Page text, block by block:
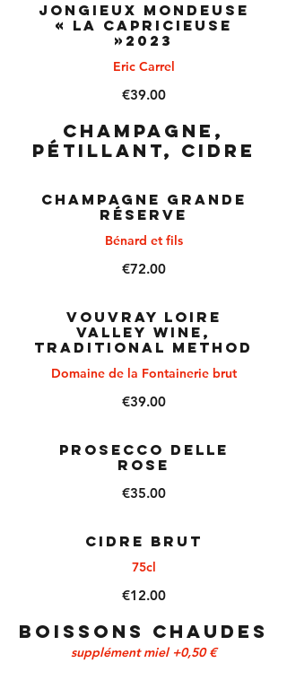
JONGIEUX MONDEUSE
« La Capricieuse
»2023
Eric Carrel
€39.00
Champagne,
pétillant, cidre
CHAMPAGNE Grande
Réserve
Bénard et fils
€72.00
VOUVRAY Loire
Valley Wine,
Traditional Method
Domaine de la Fontainerie brut
€39.00
PROSECCO Delle
Rose
€35.00
CIDRE BRUT
75cl
€12.00
BOISSONS CHAUDES
supplément miel +0,50 €